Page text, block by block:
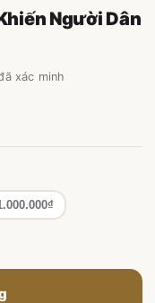
Người Dân
xác minh